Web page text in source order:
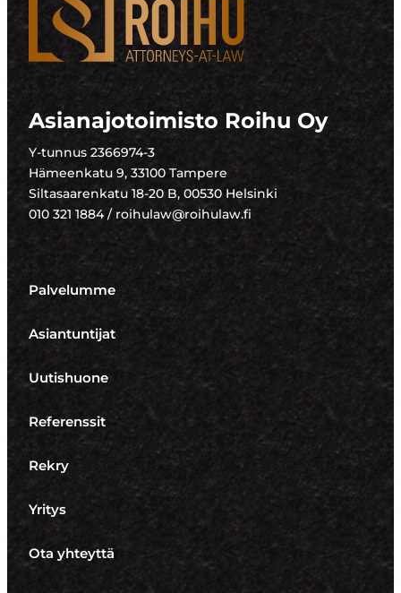
Asianajotoimisto Roihu Oy
Y-tunnus 2366974-3
Hämeenkatu 9, 33100 Tampere
Siltasaarenkatu 18-20 B, 00530 Helsinki
010 321 1884 / roihulaw@roihulaw.fi
Palvelumme
Asiantuntijat
Uutishuone
Referenssit
Rekry
Yritys
Ota yhteyttä